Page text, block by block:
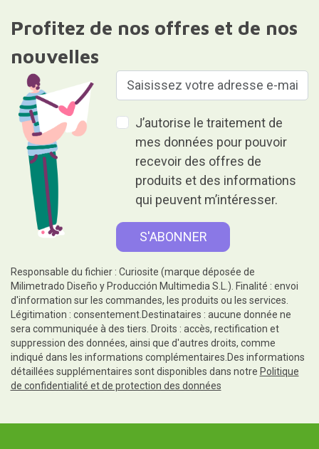
Profitez de nos offres et de nos
nouvelles
J’autorise le traitement de
mes données pour pouvoir
recevoir des offres de
produits et des informations
qui peuvent m’intéresser.
Responsable du fichier : Curiosite (marque déposée de
Milimetrado Diseño y Producción Multimedia S.L.). Finalité : envoi
d'information sur les commandes, les produits ou les services.
Légitimation : consentement.Destinataires : aucune donnée ne
sera communiquée à des tiers. Droits : accès, rectification et
suppression des données, ainsi que d'autres droits, comme
indiqué dans les informations complémentaires.Des informations
détaillées supplémentaires sont disponibles dans notre Politique
de confidentialité et de protection des données